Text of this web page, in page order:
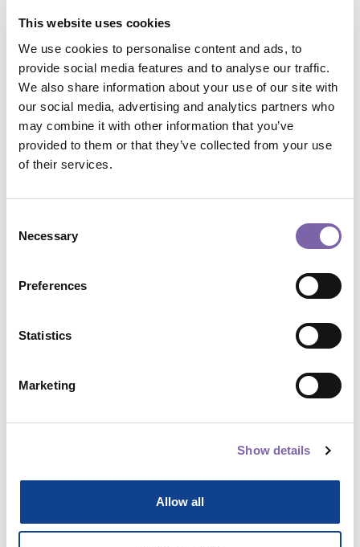
This website uses cookies
We use cookies to personalise content and ads, to
provide social media features and to analyse our traffic.
We also share information about your use of our site with
our social media, advertising and analytics partners who
may combine it with other information that you’ve
provided to them or that they’ve collected from your use
of their services.
Selection
Necessary
Preferences
Statistics
Marketing
Show details
Allow all
Visualizza Progressbar
No
La comunicazione efficace
>> Questo webinar è tenuto da CARLO ALBERTO PRATESI,
Professore ordinario di Economia e Gestione delle Imprese
all’Università Roma Tre, Dipartimento di Economia Aziendale,
dove tiene i corsi diMarketing, innovazione e sostenibilità.
>> Questo webinar fa parte del modulo ACCOGLIERE,
CUSTODIRE. Alla luce del rinnovato contesto dei musei italiani
Modalità attuale
New:No
Codice Badge
OFF
[NON COMPILARE PIU'] Originale/Replica:Originale
Ha il certificato?:No